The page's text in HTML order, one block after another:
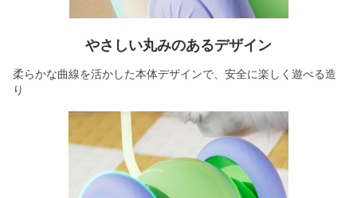
やさしい丸みのあるデザイン
柔らかな曲線を活かした本体デザインで、安全に楽しく遊べる造
り